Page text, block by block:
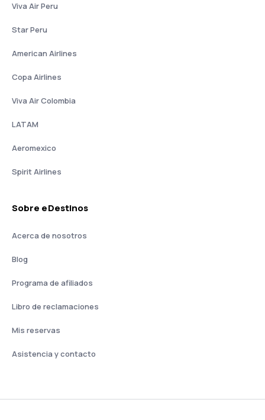
Viva Air Peru
Star Peru
American Airlines
Copa Airlines
Viva Air Colombia
LATAM
Aeromexico
Spirit Airlines
Sobre eDestinos
Acerca de nosotros
Blog
Programa de afiliados
Libro de reclamaciones
Mis reservas
Asistencia y contacto